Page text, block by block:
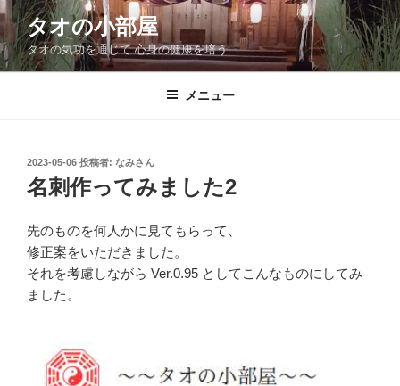
コ
ン
テ
ン
タオの小部屋
タオの気功を通じて 心身の健康を培う
メニュー
投
稿
日:
2023-05-06 投稿者: なみさん
名刺作ってみました2
先のものを何人かに見てもらって、
修正案をいただきました。
それを考慮しながら Ver.0.95 としてこんなものにしてみ
ました。